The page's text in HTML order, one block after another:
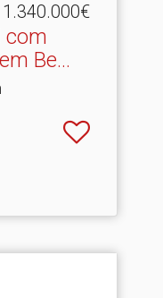
1.340.000€
com
Be.​..